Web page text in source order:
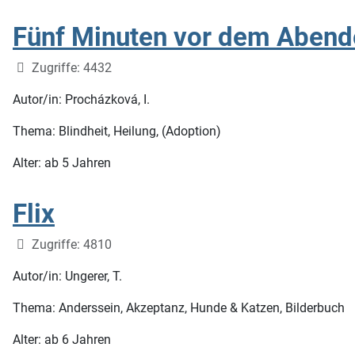
Fünf Minuten vor dem
Details
Zugriffe: 4432
Autor/in: Procházková, I.
Thema: Blindheit, Heilung, (Adoption)
Alter: ab 5 Jahren
Flix
Details
Zugriffe: 4810
Autor/in: Ungerer, T.
Thema: Anderssein, Akzeptanz, Hunde & Katzen, Bilderbuch
Alter: ab 6 Jahren